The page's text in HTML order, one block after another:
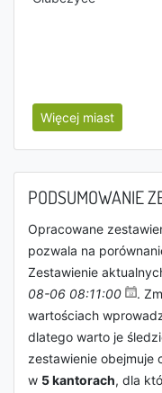
Więcej miast
PODSUMOWANIE
Opracowane
pozwala na
Zestawienie
08-06 08:11:00
.
wartościach
dlatego warto je
zestawienie obejmuje
w 5 kantorach, dla